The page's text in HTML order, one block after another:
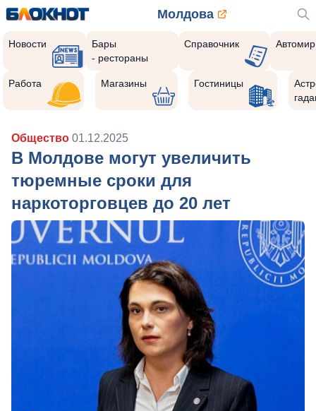
Молдова
Новости
Бары
- рестораны
Справочник Автомир
Работа Магазины Гостиницы
Общество 01.12.2025
В Молдове могут увеличить
тюремные сроки для
наркоторговцев до 20 лет